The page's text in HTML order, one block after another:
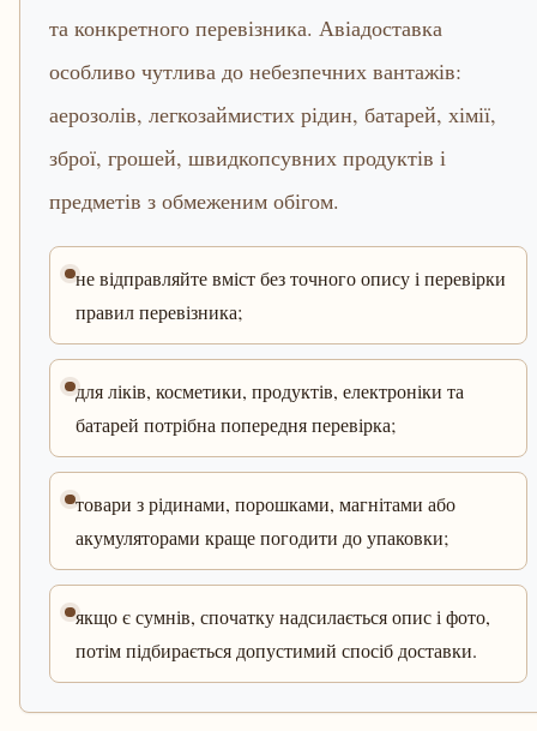
та конкретного перевізника. Авіадоставка
особливо чутлива до небезпечних вантажів:
аерозолів, легкозаймистих рідин, батарей, хімії,
зброї, грошей, швидкопсувних продуктів і
предметів з обмеженим обігом.
не відправляйте вміст без точного опису і перевірки
правил перевізника;
для ліків, косметики, продуктів, електроніки та
батарей потрібна попередня перевірка;
товари з рідинами, порошками, магнітами або
акумуляторами краще погодити до упаковки;
якщо є сумнів, спочатку надсилається опис і фото,
потім підбирається допустимий спосіб доставки.